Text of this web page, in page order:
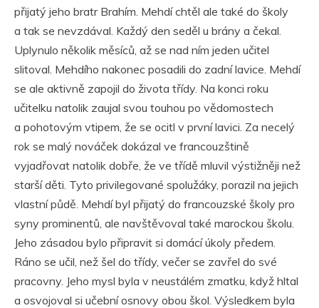
přijatý jeho bratr Brahím. Mehdí chtěl ale také do školy
a tak se nevzdával. Každý den seděl u brány a čekal.
Uplynulo několik měsíců, až se nad ním jeden učitel
slitoval. Mehdího nakonec posadili do zadní lavice. Mehdí
se ale aktivně zapojil do života třídy. Na konci roku
učitelku natolik zaujal svou touhou po vědomostech
a pohotovým vtipem, že se ocitl v první lavici. Za necelý
rok se malý nováček dokázal ve francouzštině
vyjadřovat natolik dobře, že ve třídě mluvil výstižněji než
starší děti. Tyto privilegované spolužáky, porazil na jejich
vlastní půdě. Mehdí byl přijatý do francouzské školy pro
syny prominentů, ale navštěvoval také marockou školu.
Jeho zásadou bylo připravit si domácí úkoly předem.
Ráno se učil, než šel do třídy, večer se zavřel do své
pracovny. Jeho mysl byla v neustálém zmatku, když hltal
a osvojoval si učební osnovy obou škol. Výsledkem byla